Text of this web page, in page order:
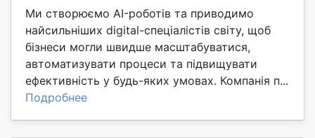
Ми створюємо AI-роботів та приводимо
найсильніших digital-спеціалістів світу, щоб
бізнеси могли швидше масштабуватися,
автоматизувати процеси та підвищувати
ефективність у будь-яких умовах. Компанія п...
Подробнее